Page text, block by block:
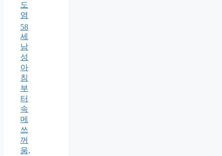
도
염
58
세
남
성
아
침
부
터
속
메
쓰
꺼
움,